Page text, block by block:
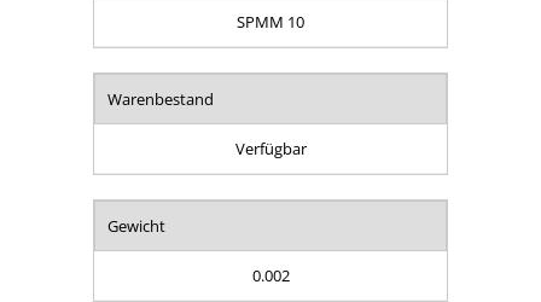
SPMM 10
Warenbestand
Verfügbar
Gewicht
0.002